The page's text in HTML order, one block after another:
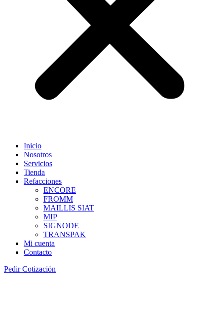
Inicio
Nosotros
Servicios
Tienda
Refacciones
ENCORE
FROMM
MAILLIS SIAT
MIP
SIGNODE
TRANSPAK
Mi cuenta
Contacto
Pedir Cotización